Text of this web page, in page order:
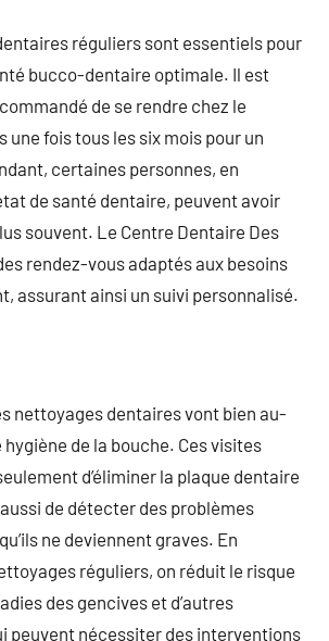
réguliers sont essentiels pour
bucco-dentaire optimale. Il est
de se rendre chez le
une fois tous les six mois pour un
certaines personnes, en
de santé dentaire, peuvent avoir
souvent. Le Centre Dentaire Des
rendez-vous adaptés aux besoins
assurant ainsi un suivi personnalisé.
nettoyages dentaires vont bien au-
hygiène de la bouche. Ces visites
d’éliminer la plaque dentaire
de détecter des problèmes
ne deviennent graves. En
réguliers, on réduit le risque
des gencives et d’autres
peuvent nécessiter des interventions